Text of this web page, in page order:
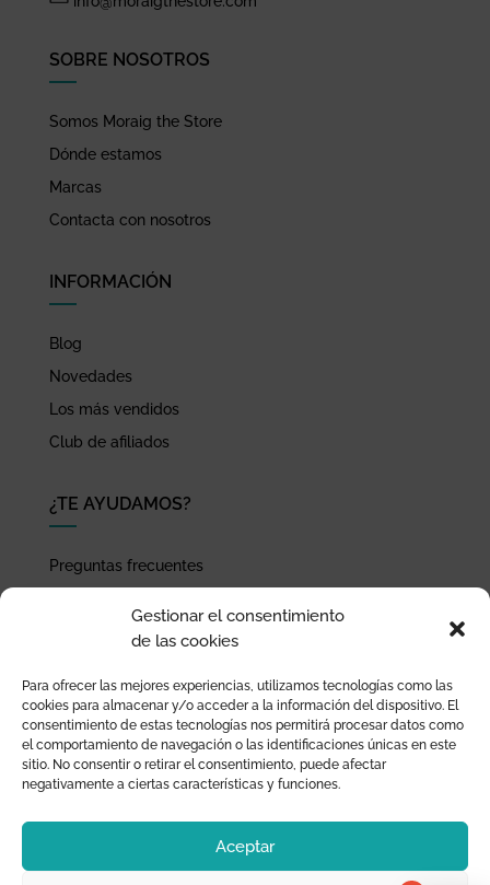
Gestionar el consentimiento
de las cookies
Para ofrecer las mejores experiencias, utilizamos tecnologías como las
cookies para almacenar y/o acceder a la información del dispositivo. El
consentimiento de estas tecnologías nos permitirá procesar datos como
el comportamiento de navegación o las identificaciones únicas en este
sitio. No consentir o retirar el consentimiento, puede afectar
negativamente a ciertas características y funciones.
Aceptar
SOBRE NOSOTROS
Somos Moraig the Store
Dónde estamos
Marcas
Contacta con nosotros
INFORMACIÓN
Blog
Novedades
Los más vendidos
Club de afiliados
¿TE AYUDAMOS?
Preguntas frecuentes
Pago seguro
Devoluciones y garantía